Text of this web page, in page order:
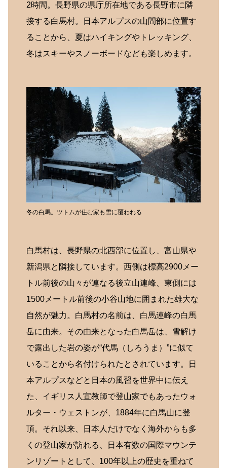
2時間。長野県の県庁所在地である長野市に隣
接する白馬村。日本アルプスの山間部に位置す
ることから、夏はハイキングやトレッキング、
冬はスキーやスノーボードなども楽しめます。
冬の白馬。ツトムが住む家も雪に覆われる
白馬村は、長野県の北西部に位置し、富山県や
新潟県と隣接しています。西側は標高2900メー
トル前後の山々が連なる後立山連峰、東側には
1500メートル前後の小谷山地に囲まれた雄大な
自然が魅力。白馬村の名前は、白馬連峰の白馬
岳に由来。その由来となった白馬岳は、雪解け
で露出した岩の姿が“代馬（しろうま）”に似て
いることから名付けられたとされています。日
本アルプスなどと日本の風習を世界中に伝え
た、イギリス人宣教師で登山家でもあったウォ
ルター・ウェストンが、1884年に白馬山に登
頂。それ以来、日本人だけでなく海外からも多
くの登山家が訪れる、日本有数の国際マウンテ
ンリゾートとして、100年以上の歴史を重ねて